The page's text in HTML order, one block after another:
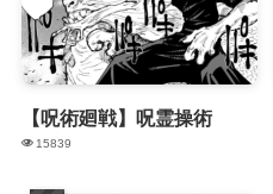
【呪術廻戦】呪霊操術
15839